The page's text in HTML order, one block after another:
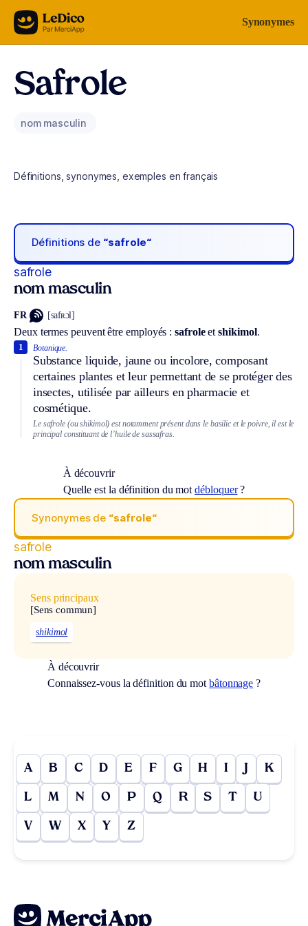
Aller au contenu Synonymes
Safrole
nom masculin
Définitions, synonymes, exemples en français
Définitions de “safrole“
safrole
nom masculin
FR [safʀɔl]
Deux termes peuvent être employés :safroleetshikimol.
Botanique.
Substance liquide, jaune ou incolore, composant
certaines plantes et leur permettant de se protéger des
insectes, utilisée par ailleurs en pharmacie et
cosmétique.
1
Le safrole (ou shikimol) est notamment présent dans le basilic et le poivre, il est le
principal constituant de l’huile de sassafras.
À découvrir
Quelle est la définition du motdébloquer?
Synonymes de “safrole“
safrole
nom masculin
Sens principaux
[Sens commun]
shikimol
À découvrir
Connaissez-vous la définition du mot bâtonnage ?
A B C D E F G H I J K
L M N O P Q R S T U
V W X Y Z